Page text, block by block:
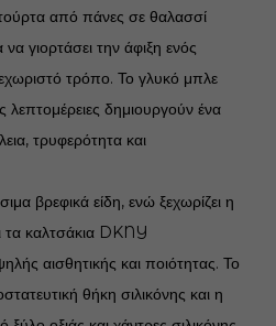
από πάνες σε θαλασσί
γιορτάσει την άφιξη ενός
τρόπο. Το γλυκό μπλε
λεπτομέρειες δημιουργούν ένα
τρυφερότητα και
βρεφικά είδη, ενώ ξεχωρίζει η
καλτσάκια DKNY
αισθητικής και ποιότητας. Το
θήκη σιλικόνης και η